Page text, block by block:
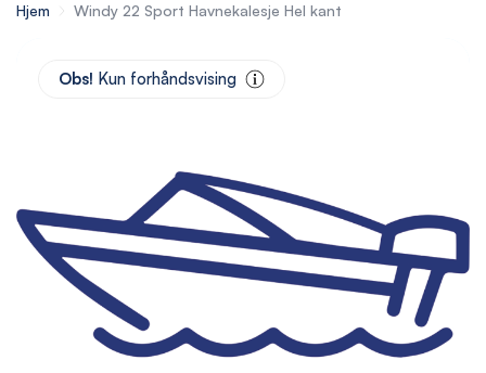
Hjem Windy 22 Sport Havnekalesje Hel kant
Obs! Kun forhåndsvising